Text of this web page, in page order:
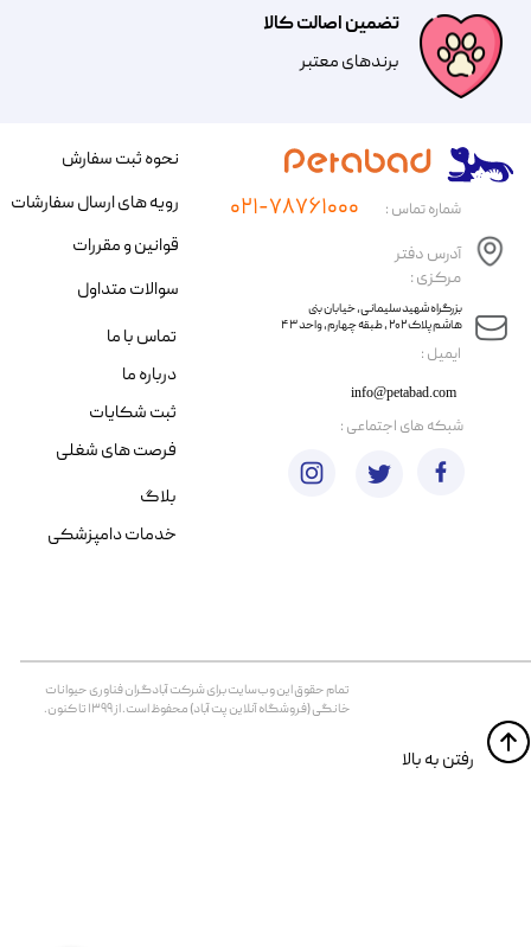
تضمین اصالت کالا
​​برندهای معتبر​​​​​​​
​ایمیل :
آدرس دفتر
مرکزی :
info@petabad.com
​​بزرگراه شهید سلیمانی، خیابان بنی
هاشم پلاک ۲۰۲ ، طبقه چهارم، واحد ۴۳
شماره تماس : ۰۲۱-۷۸۷۶۱۰۰۰
تمام حقوق اين وب‌سايت برای شرکت آبادگران فناوری حیوانات
خانگی (فروشگاه آنلاین پت آباد) محفوظ است. از ۱۳۹۹ تا کنون.
​​رفتن به بالا
نحوه ثبت سفارش
رویه های ارسال سفارشات
قوانین و مقررات
سوالات متداول
تماس با ما
درباره ما
ثبت شکایات
فرصت های شغلی
​شبکه های اجتماعی :
بلاگ
خدمات دامپزشکی